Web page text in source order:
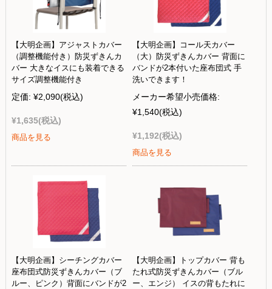
【大明企画】アジャストカバー
（調整機能付き）防災ずきんカ
バー 大きなイスにも装着できる
サイズ調整機能付き
定価: ¥2,090(税込)
¥1,635(税込)
商品を見る
【大明企画】コール天カバー
（大）防災ずきんカバー 背面に
バンドが2本付いた座布団式 手
洗いできます！
メーカー希望小売価格:
¥1,540(税込)
¥1,192(税込)
商品を見る
【大明企画】シーチングカバー
座布団式防災ずきんカバー（ブ
ルー、ピンク）背面にバンドが2
【大明企画】トップカバー 背も
たれ式防災ずきんカバー（ブル
ー、エンジ） イスの背もたれに